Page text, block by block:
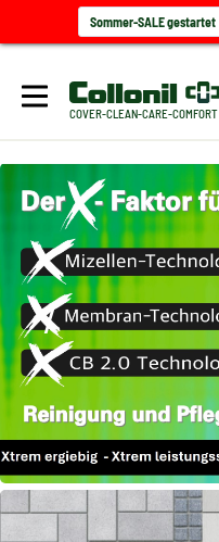
Sommer-SALE gestartet
COVER-CLEAN-CARE-COMFORT
/